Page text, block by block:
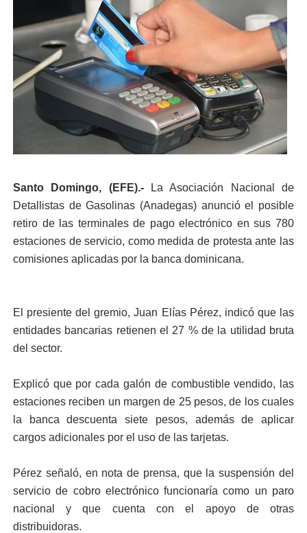
Santo Domingo, (EFE).-La Asociación Nacional de
Detallistas de Gasolinas (Anadegas) anunció el posible
retiro de las terminales de pago electrónico en sus 780
estaciones de servicio, como medida de protesta ante las
comisiones aplicadas por la banca dominicana.
El presiente del gremio, Juan Elías Pérez, indicó que las
entidades bancarias retienen el 27 % de la utilidad bruta
del sector.
Explicó que por cada galón de combustible vendido, las
estaciones reciben un margen de 25 pesos, de los cuales
la banca descuenta siete pesos, además de aplicar
cargos adicionales por el uso de las tarjetas.
Pérez señaló, en nota de prensa, que la suspensión del
servicio de cobro electrónico funcionaría como un paro
nacional y que cuenta con el apoyo de otras
distribuidoras.